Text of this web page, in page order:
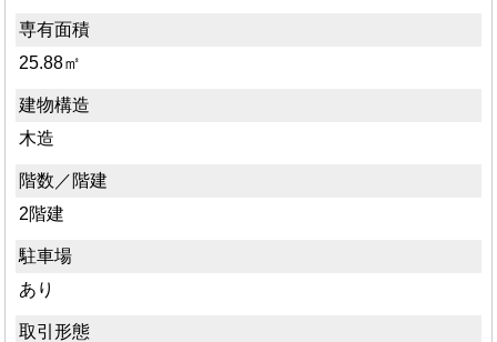
専有面積
25.88㎡
建物構造
木造
階数／階建
2階建
駐車場
あり
取引形態